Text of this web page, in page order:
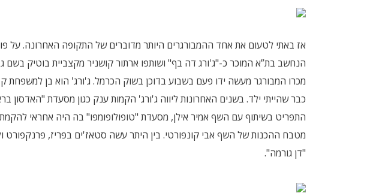
אז באתי לטעום את אחד ההמבורגרים היותר מדוברים של התקופה האחרונה. על
הנחשב בת”א המוכר כ-"ג'ורג דה בף" ושותפו ארתור קושניר מקצביית בוטיק
מכרו המבורגר מעשה ידו פעם בשבוע בדוכן בשוק הכרמל. ג'ורג' הוא בן למשפחת
כבר שהייתי ילד. בשנים האחרונות ליווה ג'ורג' הקמות ענק כגון מסעדת "האדסון
התפריט בשיתוף עם השף אמיר אילן, מסעדת "טופולופומפו" בה היה אחראי
מטבח ההכנות של השף אבי קונפורטי. בין היתר עשה סטאז'ים בפריז, פרנקפורט
"דן גורמה".